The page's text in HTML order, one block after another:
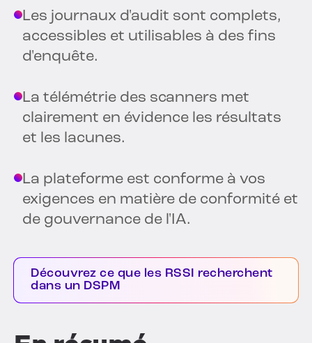
Les journaux d'audit sont complets,
accessibles et utilisables à des fins
d'enquête.
La télémétrie des scanners met
clairement en évidence les résultats
et les lacunes.
La plateforme est conforme à vos
exigences en matière de conformité et
de gouvernance de l'IA.
Découvrez ce que les RSSI recherchent
dans un DSPM